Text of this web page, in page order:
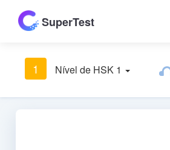
SuperTest
1 Nível de HSK 1